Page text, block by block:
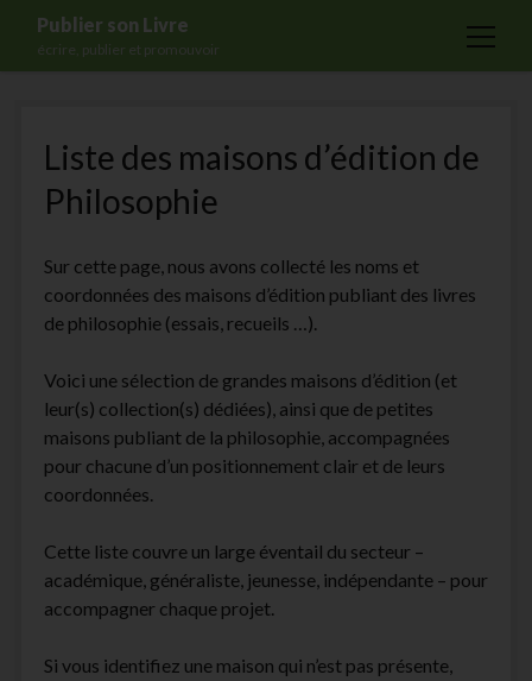
Publier son Livre
écrire, publier et promouvoir
open
Formations
Services
Auto-édition
Maisons d’édition
Ecriture
Actualités
A propos
Contact
facebookinstagramyoutubeemail-
form
Liste des maisons d’édition de
Philosophie
Sur cette page, nous avons collecté les noms et
coordonnées des maisons d’édition publiant des livres
de philosophie (essais, recueils …).
Voici une sélection de grandes maisons d’édition (et
leur(s) collection(s) dédiées), ainsi que de petites
maisons publiant de la philosophie, accompagnées
pour chacune d’un positionnement clair et de leurs
coordonnées.
Cette liste couvre un large éventail du secteur –
académique, généraliste, jeunesse, indépendante – pour
accompagner chaque projet.
Si vous identifiez une maison qui n’est pas présente,